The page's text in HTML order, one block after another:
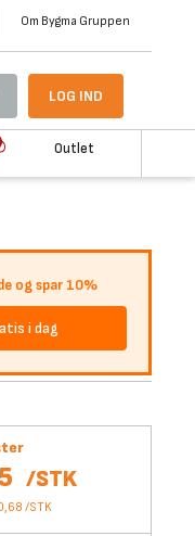
Om Bygma Gruppen
LOG IND
Outlet
og spar 10%
i dag
/STK
/STK